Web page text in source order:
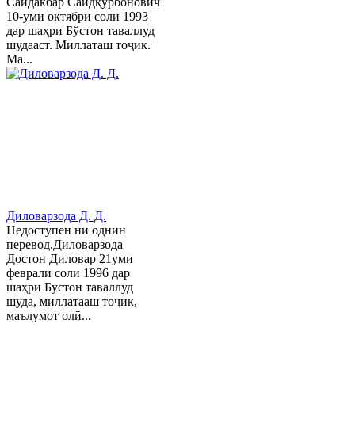
10-уми октябри соли 1993
дар шаҳри Бўстон таваллуд
шудааст. Миллаташ тоҷик.
Ма...
Диловарзода Д. Д.
Недоступен ни однин
перевод.Диловарзода
Достон Диловар 21уми
феврали соли 1996 дар
шаҳри Бӯстон таваллуд
шуда, миллатааш тоҷик,
маълумот олӣ...